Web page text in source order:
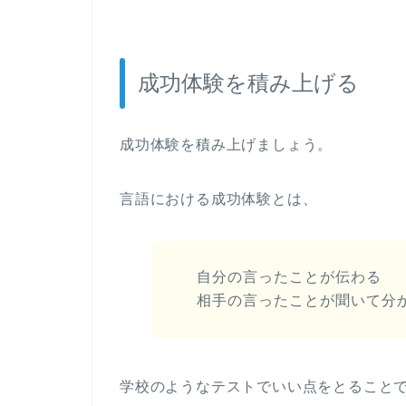
成功体験を積み上げる
成功体験を積み上げましょう。
言語における成功体験とは、
自分の言ったことが伝わる
相手の言ったことが聞いて分
学校のようなテストでいい点をとること